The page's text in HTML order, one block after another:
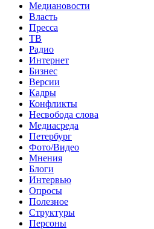
Медиановости
Власть
Пресса
ТВ
Радио
Интернет
Бизнес
Версии
Кадры
Конфликты
Несвобода слова
Медиасреда
Петербург
Фото/Видео
Мнения
Блоги
Интервью
Опросы
Полезное
Структуры
Персоны